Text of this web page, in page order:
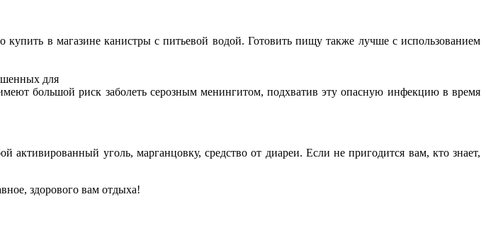
в магазине канистры с питьевой водой. Готовить пищу также лучше с использованием
для
большой риск заболеть серозным менингитом, подхватив эту опасную инфекцию в время
уголь, марганцовку, средство от диареи. Если не пригодится вам, кто знает,
здорового вам отдыха!